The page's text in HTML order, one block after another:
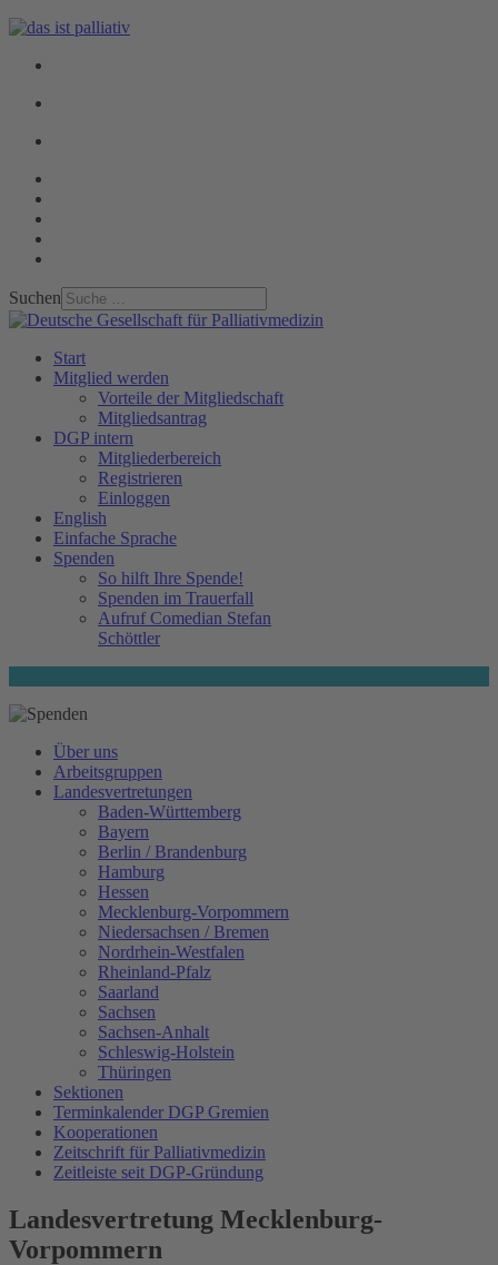
Suchen
Start
Mitglied werden
Vorteile der Mitgliedschaft
Mitgliedsantrag
DGP intern
Mitgliederbereich
Registrieren
Einloggen
English
Einfache Sprache
Spenden
So hilft Ihre Spende!
Spenden im Trauerfall
Aufruf Comedian Stefan
Schöttler
Über uns
Arbeitsgruppen
Landesvertretungen
Baden-Württemberg
Bayern
Berlin / Brandenburg
Hamburg
Hessen
Mecklenburg-Vorpommern
Niedersachsen / Bremen
Nordrhein-Westfalen
Rheinland-Pfalz
Saarland
Sachsen
Sachsen-Anhalt
Schleswig-Holstein
Thüringen
Sektionen
Terminkalender DGP Gremien
Kooperationen
Zeitschrift für Palliativmedizin
Zeitleiste seit DGP-Gründung
Landesvertretung Mecklenburg-
Vorpommern